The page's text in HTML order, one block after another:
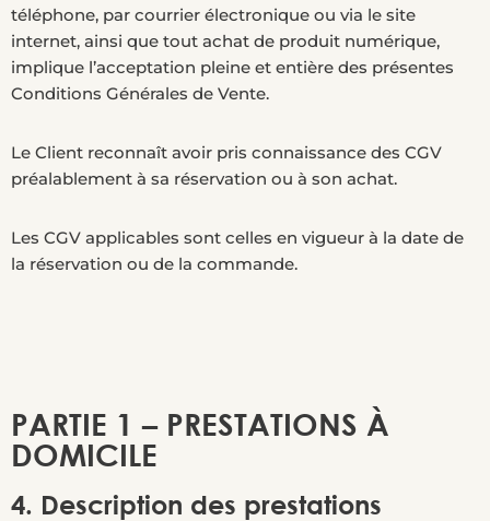
téléphone, par courrier électronique ou via le site
internet, ainsi que tout achat de produit numérique,
implique l’acceptation pleine et entière des présentes
Conditions Générales de Vente.
Le Client reconnaît avoir pris connaissance des CGV
préalablement à sa réservation ou à son achat.
Les CGV applicables sont celles en vigueur à la date de
la réservation ou de la commande.
PARTIE 1 – PRESTATIONS À
DOMICILE
4. Description des prestations